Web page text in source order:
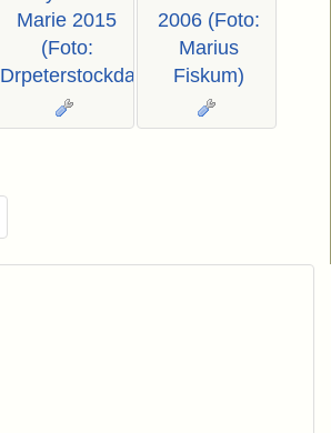
Marie 2015
(Foto:
Drpeterstockdale)
2006 (Foto:
Marius
Fiskum)